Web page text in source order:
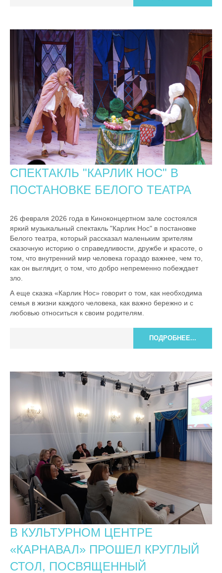
СПЕКТАКЛЬ "КАРЛИК НОС" В
ПОСТАНОВКЕ БЕЛОГО ТЕАТРА
26 февраля 2026 года в Киноконцертном зале состоялся
яркий музыкальный спектакль "Карлик Нос" в постановке
Белого театра, который рассказал маленьким зрителям
сказочную историю о справедливости, дружбе и красоте, о
том, что внутренний мир человека гораздо важнее, чем то,
как он выглядит, о том, что добро непременно побеждает
зло.
А еще сказка «Карлик Нос» говорит о том, как необходима
семья в жизни каждого человека, как важно бережно и с
любовью относиться к своим родителям.
ПОДРОБНЕЕ...
В КУЛЬТУРНОМ ЦЕНТРЕ
«КАРНАВАЛ» ПРОШЕЛ КРУГЛЫЙ
СТОЛ, ПОСВЯЩЕННЫЙ